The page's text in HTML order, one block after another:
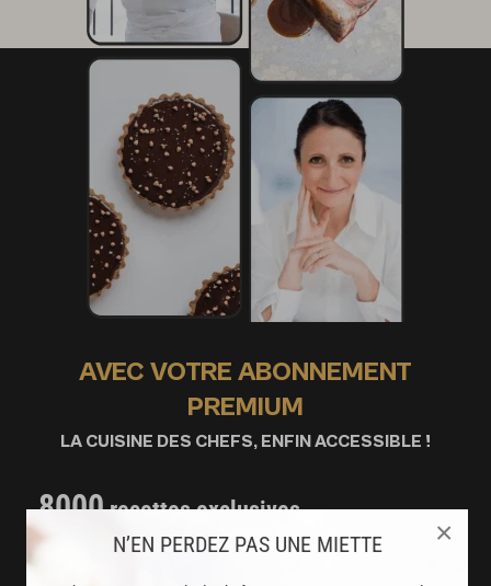
N’EN PERDEZ PAS UNE MIETTE ×
AVEC VOTRE ABONNEMENT
PREMIUM
LA CUISINE DES CHEFS, ENFIN ACCESSIBLE !
8000recettes exclusives
partagées par vos chefs préférés